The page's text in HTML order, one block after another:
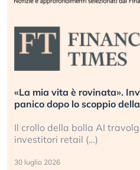
«La mia vita è rovinata».
panico dopo lo scoppio
Il crollo della bolla AI
investitori retail (…)
30 luglio 2026